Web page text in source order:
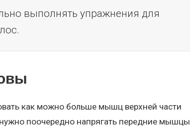
выполнять упражнения для
как можно больше мышц верхней части
поочередно напрягать передние мышцы